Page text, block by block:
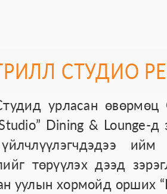
СТУДИО
урласан өвөрмөц
Dining & Lounge-д
ийм
төрүүлэх дээд
уулын хормойд орших